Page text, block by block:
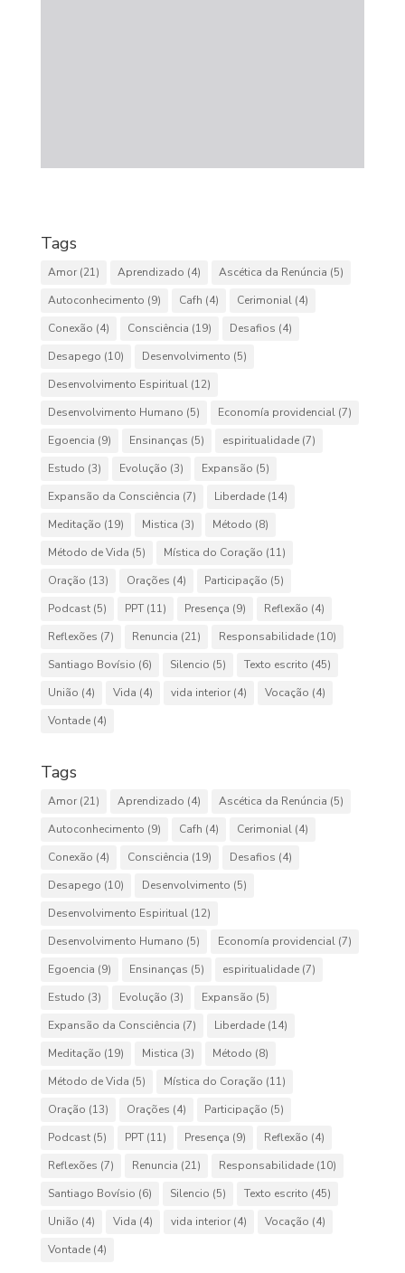
Tags
Amor(21) Aprendizado (4) Ascética da Renúncia (5)
Autoconhecimento (9) Cafh (4) Cerimonial(4)
Conexão (4) Consciência (19) Desafios (4)
Desapego (10) Desenvolvimento (5)
Desenvolvimento Espiritual(12)
Desenvolvimento Humano (5) Economía providencial(7)
Egoencia (9) Ensinanças (5) espiritualidade(7)
Estudo (3) Evolução (3) Expansão (5)
Expansão da Consciência (7) Liberdade(14)
Meditação (19) Mistica (3) Método (8)
Método de Vida (5) Mística do Coração (11)
Oração (13) Orações (4) Participação (5)
Podcast(5) PPT(11) Presença (9) Reflexão (4)
Reflexões (7) Renuncia (21) Responsabilidade(10)
Santiago Bovísio (6) Silencio (5) Texto escrito (45)
União (4) Vida (4) vida interior(4) Vocação (4)
Vontade(4)
Tags
Amor(21) Aprendizado (4) Ascética da Renúncia (5)
Autoconhecimento (9) Cafh (4) Cerimonial(4)
Conexão (4) Consciência (19) Desafios (4)
Desapego (10) Desenvolvimento (5)
Desenvolvimento Espiritual(12)
Desenvolvimento Humano (5) Economía providencial(7)
Egoencia (9) Ensinanças (5) espiritualidade(7)
Estudo (3) Evolução (3) Expansão (5)
Expansão da Consciência (7) Liberdade(14)
Meditação (19) Mistica (3) Método (8)
Método de Vida (5) Mística do Coração (11)
Oração (13) Orações (4) Participação (5)
Podcast(5) PPT(11) Presença (9) Reflexão (4)
Reflexões (7) Renuncia (21) Responsabilidade(10)
Santiago Bovísio (6) Silencio (5) Texto escrito (45)
União (4) Vida (4) vida interior(4) Vocação (4)
Vontade(4)